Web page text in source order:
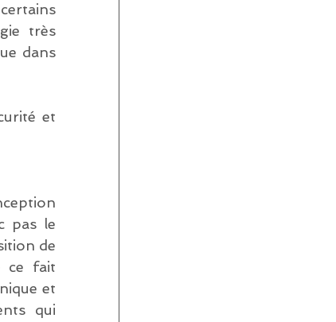
très
dans
et
pas le
de
ce fait
et
qui